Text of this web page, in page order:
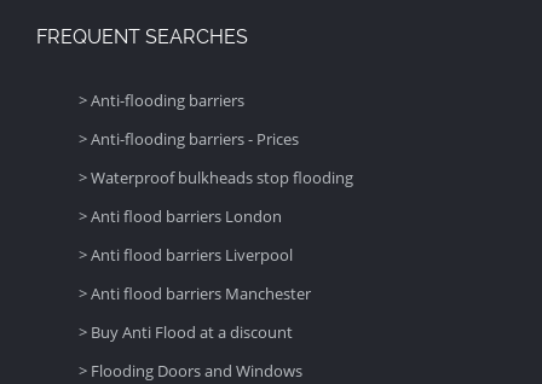
FREQUENT SEARCHES
> Anti-flooding barriers
> Anti-flooding barriers - Prices
> Waterproof bulkheads stop flooding
> Anti flood barriers London
> Anti flood barriers Liverpool
> Anti flood barriers Manchester
> Buy Anti Flood at a discount
> Flooding Doors and Windows